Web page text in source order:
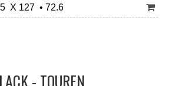
X 127 • 72.6
- TOUREN